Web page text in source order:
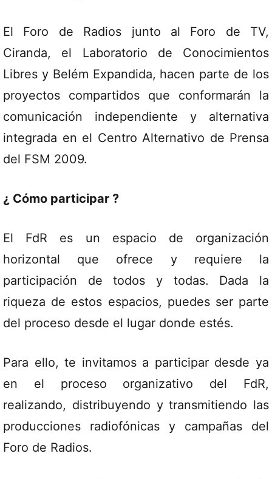
El Foro de Radios junto al Foro de TV,
Ciranda, el Laboratorio de Conocimientos
Libres y Belém Expandida, hacen parte de los
proyectos compartidos que conformarán la
comunicación independiente y alternativa
integrada en el Centro Alternativo de Prensa
del FSM 2009.
¿ Cómo participar ?
El FdR es un espacio de organización
horizontal que ofrece y requiere la
participación de todos y todas. Dada la
riqueza de estos espacios, puedes ser parte
del proceso desde el lugar donde estés.
Para ello, te invitamos a participar desde ya
en el proceso organizativo del FdR,
realizando, distribuyendo y transmitiendo las
producciones radiofónicas y campañas del
Foro de Radios.